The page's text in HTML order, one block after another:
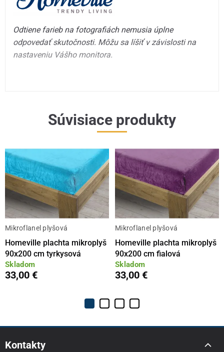
Odtiene farieb na fotografiách nemusia úplne
odpovedať skutočnosti. Môžu sa líšiť v závislosti na
nastaveniu Vášho monitora.
Súvisiace produkty
Mikroflanel plyšová
Homeville plachta mikroplyš
90x200 cm tyrkysová
Skladom
33,00 €
Mikroflanel plyšová
Homeville plachta mikroplyš
90x200 cm fialová
Skladom
33,00 €
Kontakty